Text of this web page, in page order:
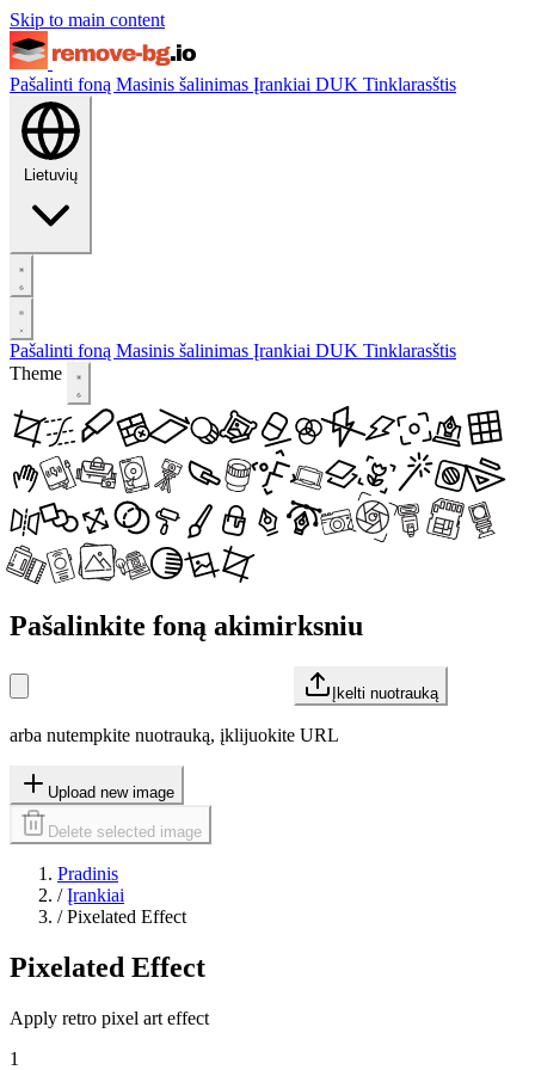
Skip to main content
Pašalinti foną Masinis šalinimas Įrankiai DUK Tinklarasštis
Lietuvių
Pašalinti foną Masinis šalinimas Įrankiai DUK Tinklarasštis
Theme
Pašalinkite foną akimirksniu
Įkelti nuotrauką
arba nutempkite nuotrauką, įklijuokite URL
Upload new image
Delete selected image
Pradinis
/ Įrankiai
/ Pixelated Effect
Pixelated Effect
Apply retro pixel art effect
1